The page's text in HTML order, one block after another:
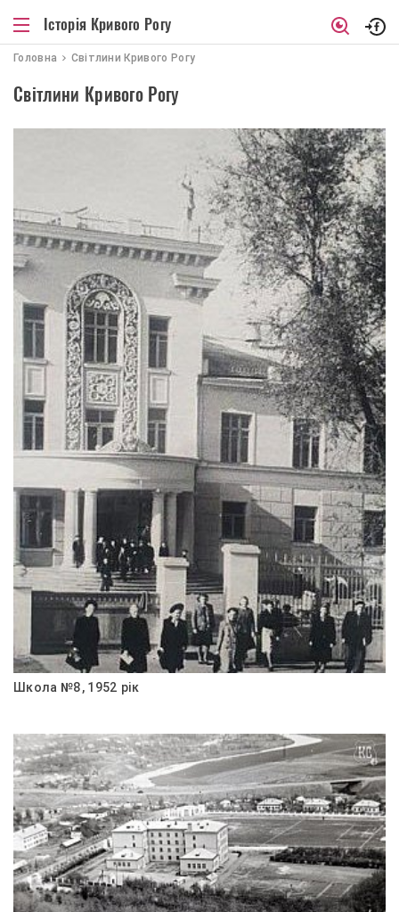
Історія Кривого Рогу
Головна Світлини Кривого Рогу
Світлини Кривого Рогу
Школа №8, 1952 рік